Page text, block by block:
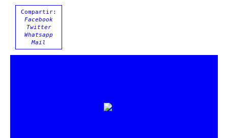
Compartir:
Facebook
Twitter
Whatsapp
Mail